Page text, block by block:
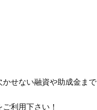
せない融資や助成金まで
利用下さい！